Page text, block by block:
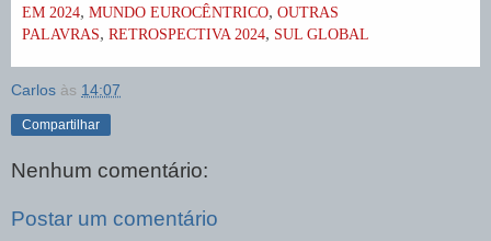
EM 2024, MUNDO EUROCÊNTRICO, OUTRAS
PALAVRAS, RETROSPECTIVA 2024, SUL GLOBAL
Carlos às 14:07
Compartilhar
Nenhum comentário:
Postar um comentário